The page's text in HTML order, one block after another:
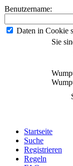
Benutzername:
Daten in Cookie
Sie
Startseite
Suche
Registrieren
Regeln